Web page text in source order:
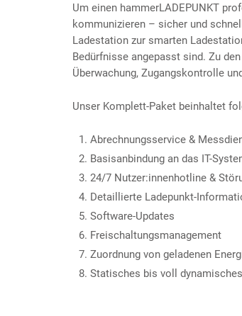
Um einen hammerLADEPUNKT
kommunizieren – sicher und
Ladestation zur smarten
Bedürfnisse angepasst sind. Zu
Überwachung, Zugangskontrolle
Unser Komplett-Paket beinhaltet
Abrechnungsservice &
Basisanbindung an das IT-
24/7 Nutzer:innenhotline &
Detaillierte Ladepunkt-
Software-Updates
Freischaltungsmanagement
Zuordnung von geladenen
Statisches bis voll